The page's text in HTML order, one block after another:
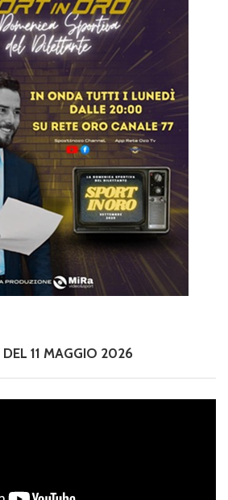
11 MAGGIO 2026